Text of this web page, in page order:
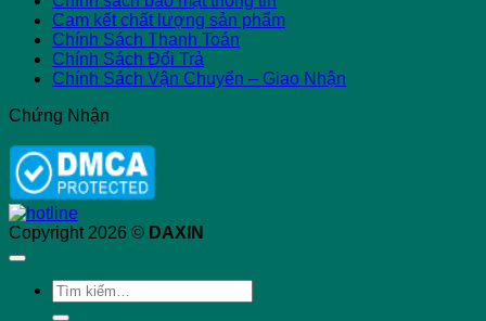
Cam kết chất lượng sản phẩm
Chính Sách Thanh Toán
Chính Sách Đổi Trả
Chính Sách Vận Chuyển – Giao Nhận
Chứng Nhận
Copyright 2026 © DAXIN
Tìm
kiếm: